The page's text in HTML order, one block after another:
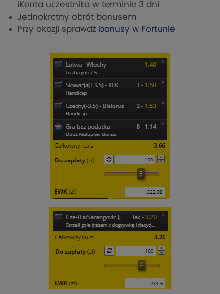
iKonta uczestnika w terminie 3 dni
Jednokrotny obrót bonusem
Przy okazji sprawdź bonusy w Fortunie